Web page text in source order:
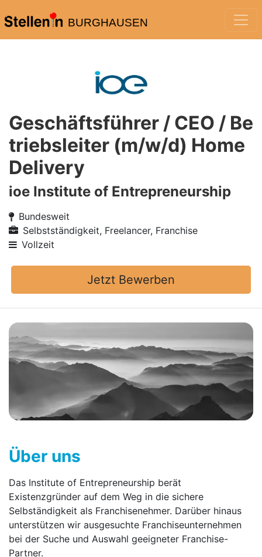
BURGHAUSEN
Geschäftsführer / CEO / Be
triebsleiter (m/w/d) Home
Delivery
ioe Institute of Entrepreneurship
Bundesweit
Selbstständigkeit, Freelancer, Franchise
Vollzeit
Jetzt Bewerben
Über uns
Das Institute of Entrepreneurship berät
Existenzgründer auf dem Weg in die sichere
Selbständigkeit als Franchisenehmer. Darüber hinaus
unterstützen wir ausgesuchte Franchise­unternehmen
bei der Suche und Auswahl geeigneter Franchise-
Partner.